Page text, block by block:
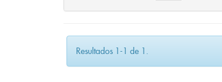
Resultados 1-1 de 1.